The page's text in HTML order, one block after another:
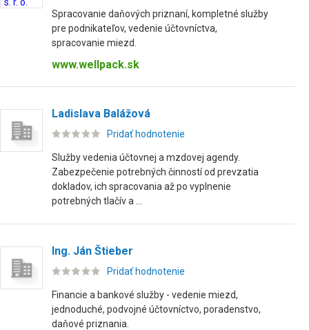
Spracovanie daňových priznaní, kompletné služby
pre podnikateľov, vedenie účtovníctva,
spracovanie miezd.
www.wellpack.sk
Ladislava Balážová
Pridať hodnotenie
Služby vedenia účtovnej a mzdovej agendy.
Zabezpečenie potrebných činností od prevzatia
dokladov, ich spracovania až po vyplnenie
potrebných tlačív a ...
Ing. Ján Štieber
Pridať hodnotenie
Financie a bankové služby - vedenie miezd,
jednoduché, podvojné účtovníctvo, poradenstvo,
daňové priznania.